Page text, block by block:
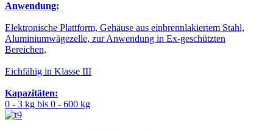
Anwendung:
Elektronische Plattform, Gehäuse aus einbrennlakiertem Stahl,
Aluminiumwägezelle, zur Anwendung in Ex-geschützten
Bereichen,
Eichfähig in Klasse III
Kapazitäten:
0 - 3 kg bis 0 - 600 kg